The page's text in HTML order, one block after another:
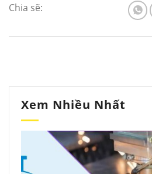
Chia sẽ:
Xem Nhiều Nhất